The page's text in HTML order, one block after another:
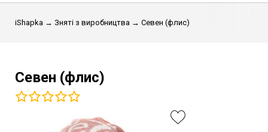
iShapka → Зняті з виробництва → Севен (флис)
Севен (флис)